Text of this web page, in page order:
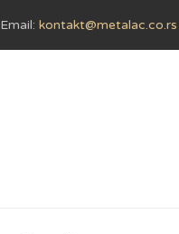
Email: kontakt@metalac.co.rs